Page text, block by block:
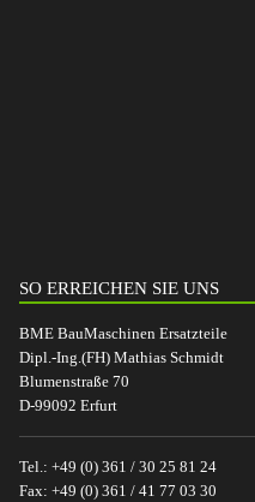
SO ERREICHEN SIE UNS
BME BauMaschinen Ersatzteile
Dipl.-Ing.(FH) Mathias Schmidt
Blumenstraße 70
D-99092 Erfurt
Tel.: +49 (0) 361 / 30 25 81 24
Fax: +49 (0) 361 / 41 77 03 30